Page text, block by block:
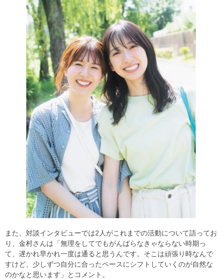
また、対談インタビューでは2人がこれまでの活動について語ってお
り、金村さんは「無理をしてでもがんばらなきゃならない時期っ
て、遅かれ早かれ一度は通ると思うんです。そこは頑張り時なんで
すけど、少しずつ自分に合ったペースにシフトしていくのが自然な
のかなと思います」とコメント。